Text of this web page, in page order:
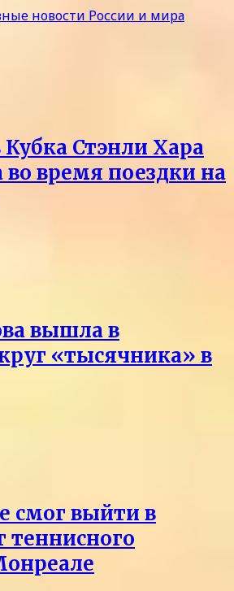
Стэнли Хара
во время поездки на
вышла в
«тысячника» в
смог выйти в
теннисного